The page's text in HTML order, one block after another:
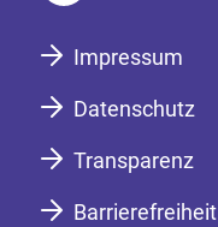
Impressum
Datenschutz
Transparenz
Barrierefreiheit